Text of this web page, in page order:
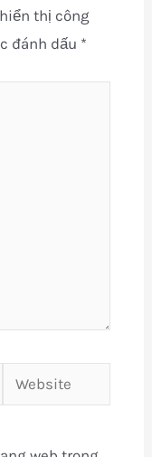
thị công
đánh dấu *
Website